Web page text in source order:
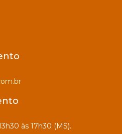
às 17h30 (MS).